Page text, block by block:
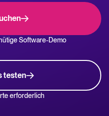
rund um Recruiting-Themen.
Software-Demo
testen
erforderlich